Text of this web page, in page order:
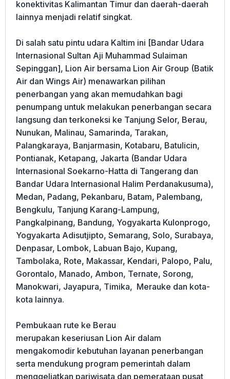
konektivitas Kalimantan Timur dan daerah-daerah
lainnya menjadi relatif singkat.
Di salah satu pintu udara Kaltim ini [Bandar Udara
Internasional Sultan Aji Muhammad Sulaiman
Sepinggan], Lion Air bersama Lion Air Group (Batik
Air dan Wings Air) menawarkan pilihan
penerbangan yang akan memudahkan bagi
penumpang untuk melakukan penerbangan secara
langsung dan terkoneksi ke Tanjung Selor, Berau,
Nunukan, Malinau, Samarinda, Tarakan,
Palangkaraya, Banjarmasin, Kotabaru, Batulicin,
Pontianak, Ketapang, Jakarta (Bandar Udara
Internasional Soekarno-Hatta di Tangerang dan
Bandar Udara Internasional Halim Perdanakusuma),
Medan, Padang, Pekanbaru, Batam, Palembang,
Bengkulu, Tanjung Karang-Lampung,
Pangkalpinang, Bandung, Yogyakarta Kulonprogo,
Yogyakarta Adisutjipto, Semarang, Solo, Surabaya,
Denpasar, Lombok, Labuan Bajo, Kupang,
Tambolaka, Rote, Makassar, Kendari, Palopo, Palu,
Gorontalo, Manado, Ambon, Ternate, Sorong,
Manokwari, Jayapura, Timika, Merauke dan kota-
kota lainnya.
Pembukaan rute ke Berau
merupakan keseriusan Lion Air dalam
mengakomodir kebutuhan layanan penerbangan
serta mendukung program pemerintah dalam
menggeliatkan pariwisata dan pemerataan pusat